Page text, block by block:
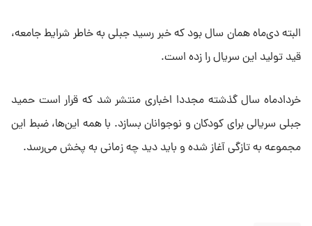
البته دی‌ماه همان سال بود که خبر رسید جبلی به خاطر شرایط جامعه،
قید تولید این سریال را زده است.
خردادماه سال گذشته مجددا اخباری منتشر شد که قرار است حمید
جبلی سریالی برای کودکان و نوجوانان بسازد. با همه این‌ها، ضبط این
مجموعه به تازگی آغاز شده و باید دید چه زمانی به پخش می‌رسد.